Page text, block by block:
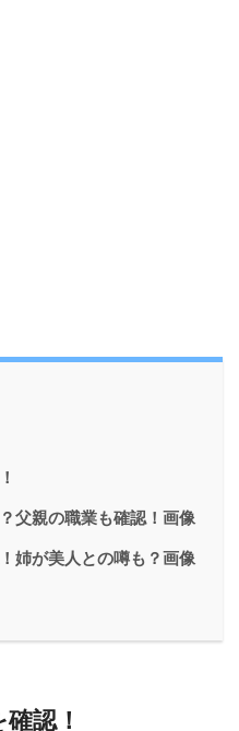
父親の職業も確認！画像
姉が美人との噂も？画像
認！